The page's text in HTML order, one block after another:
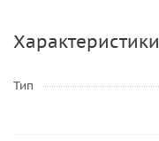
Характеристики
Тип